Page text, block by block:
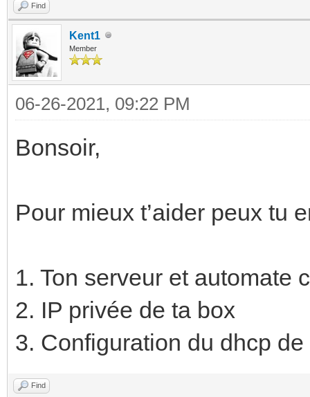
Find
Kent1
Member
06-26-2021, 09:22 PM
Bonsoir,
Pour mieux t’aider peux tu
1. Ton serveur et automate
2. IP privée de ta box
3. Configuration du dhcp de
Find